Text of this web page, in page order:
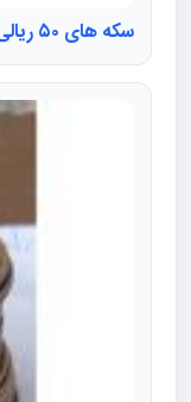
سکه های ۵۰ ریالی برای کارشناسی ، تعداد ۲ عدد